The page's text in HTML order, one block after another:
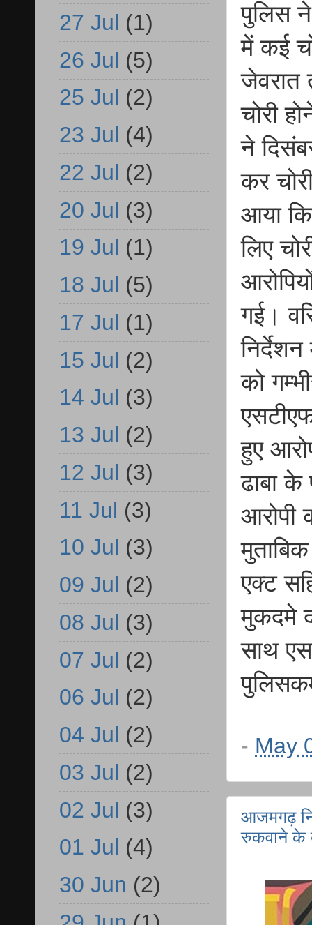
पुलिस ने
में कई
जेवरात
चोरी
ने
कर
आया
लिए
गई।
को
हुए
ढाबा के
आरोपी
एक्ट
मुकदमे
साथ
- May
आजमगढ़
रुकवाने के
27 Jul (1)
26 Jul (5)
25 Jul (2)
23 Jul (4)
22 Jul (2)
20 Jul (3)
19 Jul (1)
18 Jul (5)
17 Jul (1)
15 Jul (2)
14 Jul (3)
13 Jul (2)
12 Jul (3)
11 Jul (3)
10 Jul (3)
09 Jul (2)
08 Jul (3)
07 Jul (2)
06 Jul (2)
04 Jul (2)
03 Jul (2)
02 Jul (3)
01 Jul (4)
30 Jun (2)